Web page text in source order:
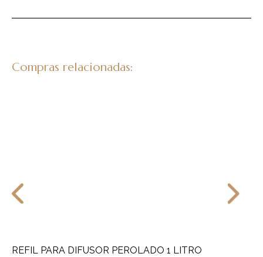
Compras relacionadas:
REFIL PARA DIFUSOR PEROLADO 1 LITRO